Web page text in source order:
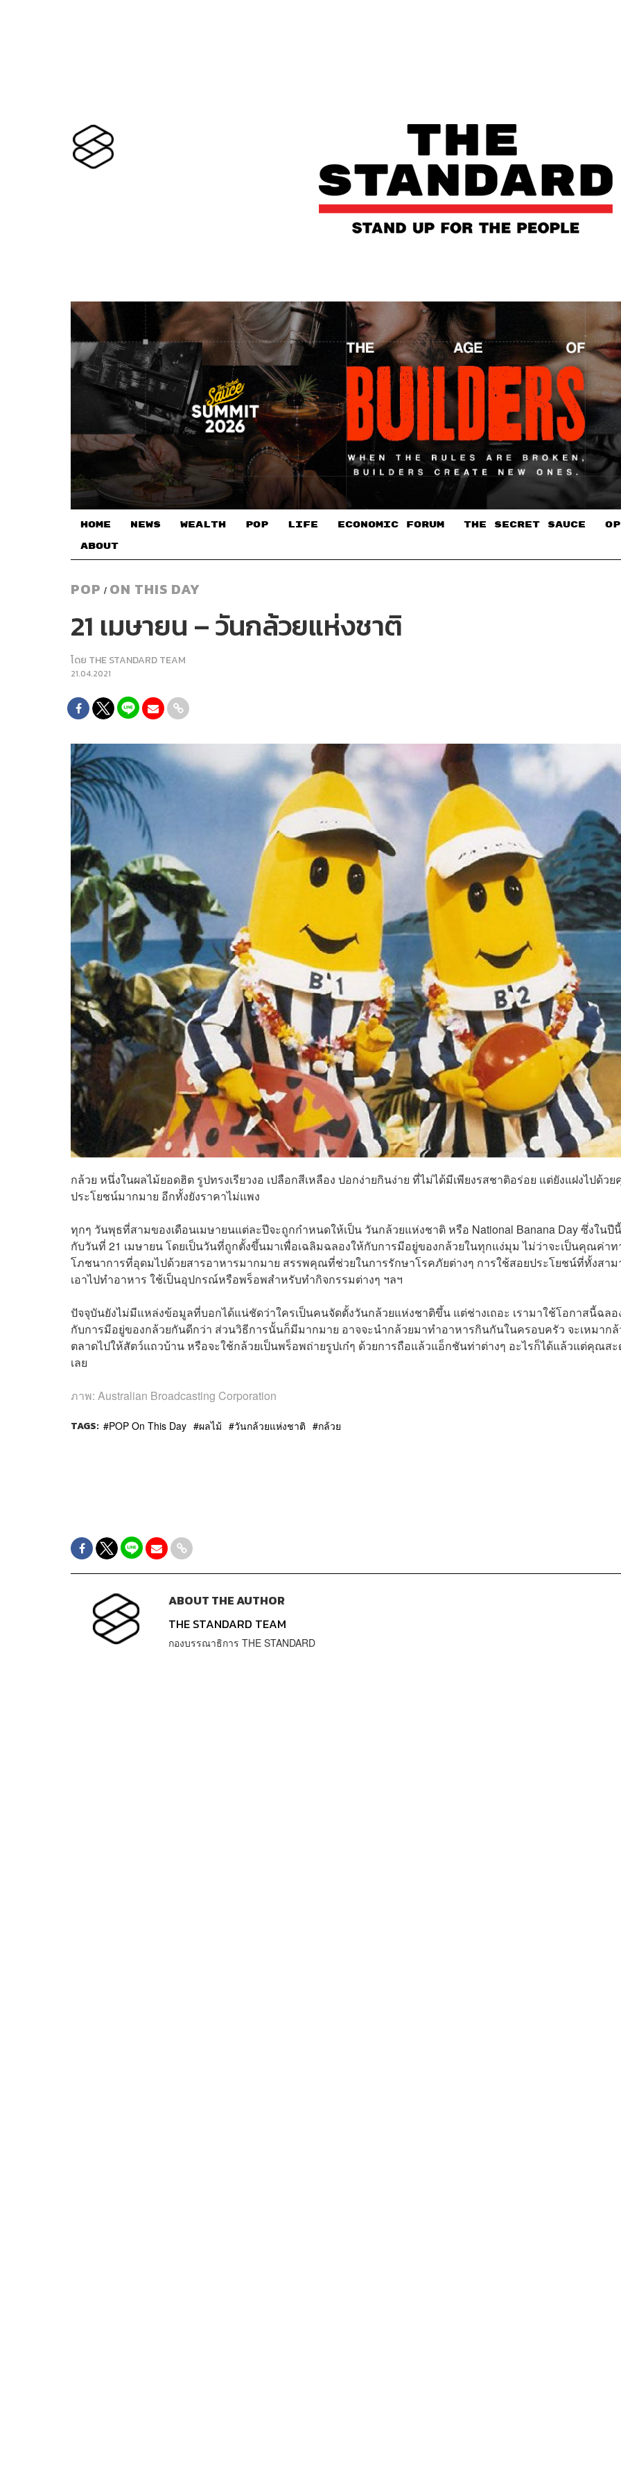
HOME NEWS WEALTH POP LIFE ECONOMIC FORUM THE SECRET SAUCE​
ABOUT
POP / ON THIS DAY
21 เมษายน – วันกล้วยแห่งชาติ
โดย THE STANDARD TEAM
21.04.2021
กล้วย หนึ่งในผลไม้ยอดฮิต รูปทรงเรียวงอ เปลือกสีเหลือง ปอกง่ายกินง่าย ที่ไม่ได้มีเพียงรสชาติอร่อย แต่ยังแฝงไปด้ว
ประโยชน์มากมาย อีกทั้งยังราคาไม่แพง
ทุกๆ วันพุธที่สามของเดือนเมษายนแต่ละปีจะถูกกำหนดให้เป็น วันกล้วยแห่งชาติ หรือ National Banana Day ซึ่งในปี
กับวันที่ 21 เมษายน โดยเป็นวันที่ถูกตั้งขึ้นมาเพื่อเฉลิมฉลองให้กับการมีอยู่ของกล้วยในทุกแง่มุม ไม่ว่าจะเป็นคุณค่าท
โภชนาการที่อุดมไปด้วยสารอาหารมากมาย สรรพคุณที่ช่วยในการรักษาโรคภัยต่างๆ การใช้สอยประโยชน์ที่ทั้งสาม
เอาไปทำอาหาร ใช้เป็นอุปกรณ์หรือพร็อพสำหรับทำกิจกรรมต่างๆ ฯลฯ
ปัจจุบันยังไม่มีแหล่งข้อมูลที่บอกได้แน่ชัดว่าใครเป็นคนจัดตั้งวันกล้วยแห่งชาติขึ้น แต่ช่างเถอะ เรามาใช้โอกาสนี้ฉลอ
กับการมีอยู่ของกล้วยกันดีกว่า ส่วนวิธีการนั้นก็มีมากมาย อาจจะนำกล้วยมาทำอาหารกินกันในครอบครัว จะเหมาก
ตลาดไปให้สัตว์แถวบ้าน หรือจะใช้กล้วยเป็นพร็อพถ่ายรูปเก๋ๆ ด้วยการถือแล้วแอ็กชันท่าต่างๆ อะไรก็ได้แล้วแต่คุณส
เลย
ภาพ: Australian Broadcasting Corporation
TAGS: POP On This Day ผลไม้ วันกล้วยแห่งชาติ กล้วย
ABOUT THE AUTHOR
THE STANDARD TEAM
กองบรรณาธิการ THE STANDARD